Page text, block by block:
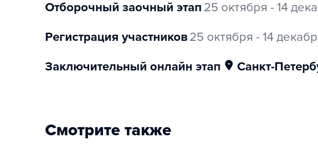
отборочный заочный этап 25 октября - 14
регистрация участников25 октября - 14
заключительный онлайн этап
Санкт-
Смотрите также